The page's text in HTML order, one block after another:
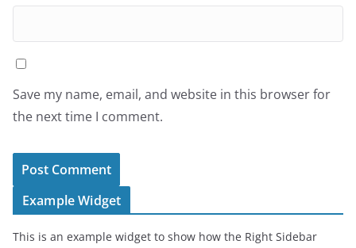
Save my name, email, and website in this browser for
the next time I comment.
Example Widget
This is an example widget to show how the Right Sidebar